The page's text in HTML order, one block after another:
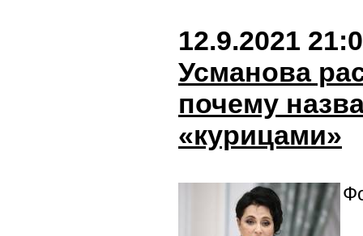
12.9.2021
Усманова
почему
«курицами»